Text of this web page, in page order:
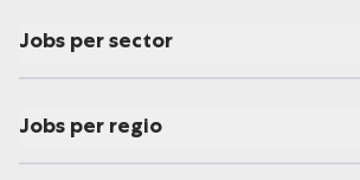
Jobs per sector
Jobs per regio